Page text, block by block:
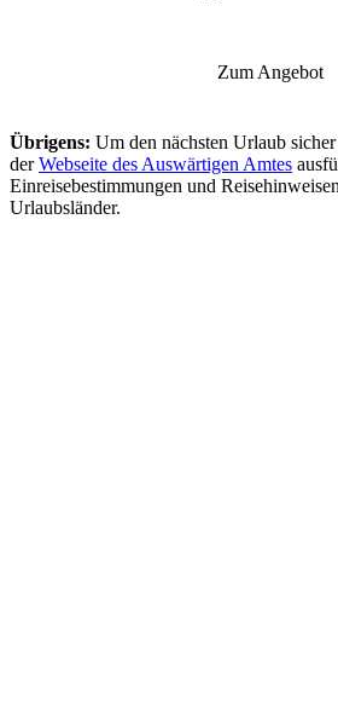
Zum Angebot
Übrigens: Um den nächsten Urlaub
derWebseite des Auswärtigen Amtes
Einreisebestimmungen und
Urlaubsländer.